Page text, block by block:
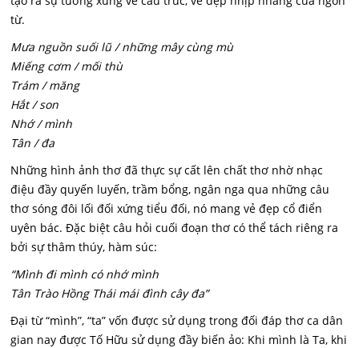
từ.
Mưa nguồn suối lũ / những mây cùng mù
Miếng cơm / mối thù
Trám / măng
Hắt / son
Nhớ / mình
Tân / đa
Những hình ảnh thơ đã thực sự cất lên chất thơ nhờ nhạc
điệu đầy quyến luyến, trầm bổng, ngân nga qua những câu
thơ sóng đôi lối đối xứng tiểu đối, nó mang vẻ đẹp cổ điển
uyên bác. Đặc biệt câu hỏi cuối đoạn thơ có thể tách riêng ra
bởi sự thâm thúy, hàm súc:
“Mình đi mình có nhớ mình
Tân Trào Hồng Thái mái đình cây đa”
Đại từ “mình”, “ta” vốn được sử dụng trong đối đáp thơ ca dân
gian nay được Tố Hữu sử dụng đầy biến ảo: Khi mình là Ta, khi